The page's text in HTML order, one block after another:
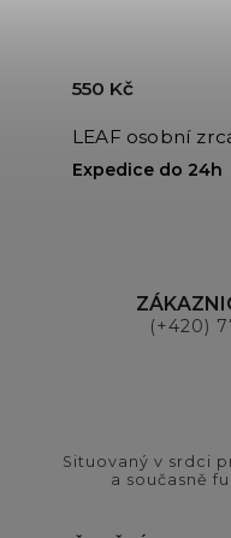
LEAF osobní
Expedice do 24h
550 Kč
(+420)
Situovaný v srdci
a současně